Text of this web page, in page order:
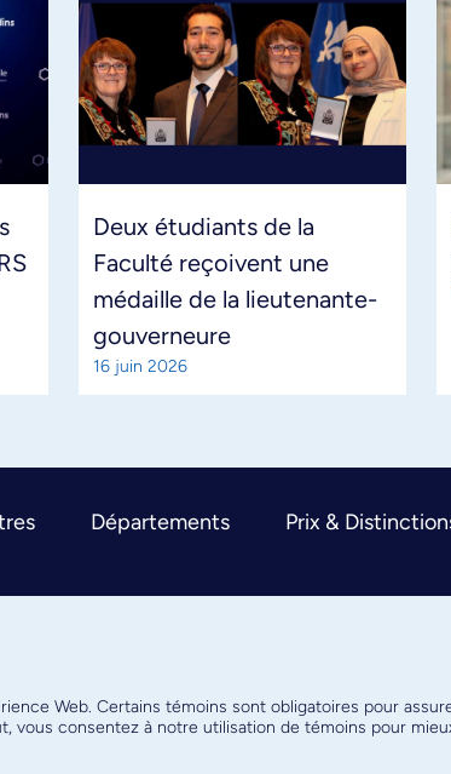
Deux étudiants de la
Faculté reçoivent une
médaille de la lieutenante-
gouverneure
16 juin 2026
Départements Prix &
Web. Certains témoins sont obligatoires pour
vous consentez à notre utilisation de témoins pour